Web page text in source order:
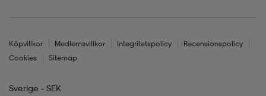
Köpvillkor Medlemsvillkor Integritetspolicy
Recensionspolicy
Cookies
Sitemap
Sverige - SEK